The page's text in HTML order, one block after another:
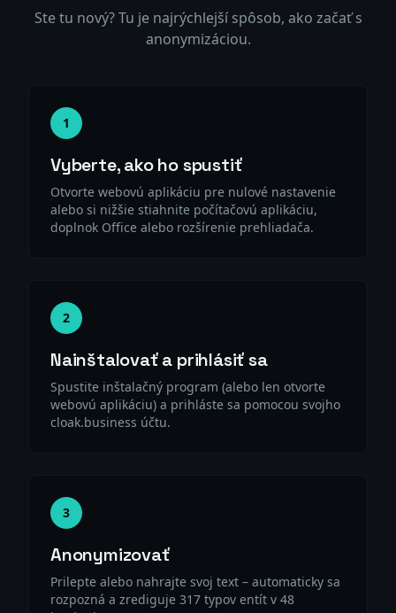
Ste tu nový? Tu je najrýchlejší spôsob, ako začať s
anonymizáciou.
1
Vyberte, ako ho spustiť
Otvorte webovú aplikáciu pre nulové nastavenie
alebo si nižšie stiahnite počítačovú aplikáciu,
doplnok Office alebo rozšírenie prehliadača.
2
Nainštalovať a prihlásiť sa
Spustite inštalačný program (alebo len otvorte
webovú aplikáciu) a prihláste sa pomocou svojho
cloak.business účtu.
3
Anonymizovať
Prilepte alebo nahrajte svoj text – automaticky sa
rozpozná a zrediguje 317 typov entít v 48